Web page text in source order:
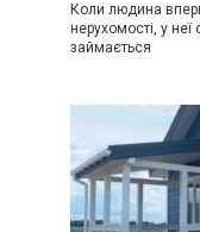
Коли людина
нерухомості, у
займається